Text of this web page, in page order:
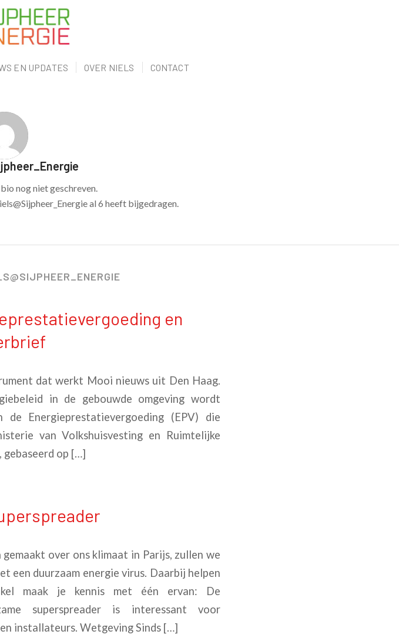
EN UPDATES OVER NIELS CONTACT
nog niet geschreven.
al 6 heeft bijgedragen.
en
dat werkt Mooi nieuws uit Den Haag.
in de gebouwde omgeving wordt
Energieprestatievergoeding (EPV) die
van Volkshuisvesting en Ruimtelijke
op […]
over ons klimaat in Parijs, zullen we
een duurzaam energie virus. Daarbij helpen
maak je kennis met één ervan: De
superspreader is interessant voor
installateurs. Wetgeving Sinds […]